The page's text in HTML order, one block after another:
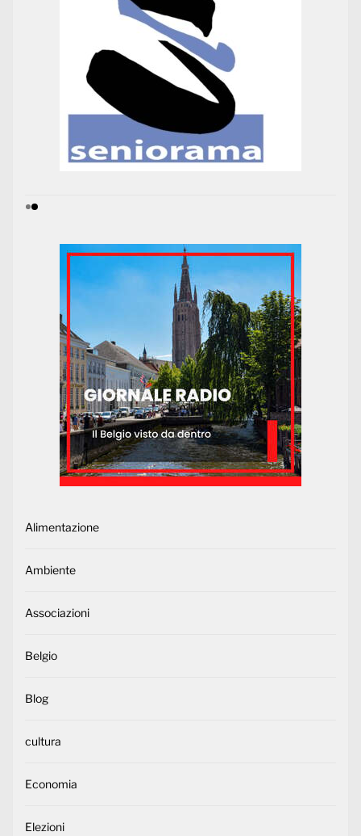
Alimentazione
Ambiente
Associazioni
Belgio
Blog
cultura
Economia
Elezioni